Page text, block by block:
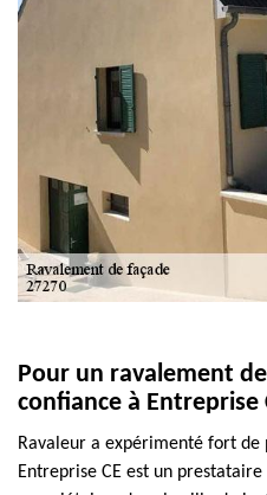
Pour un ravalement
confiance à Entreprise
Ravaleur a expérimenté fort de
Entreprise CE est un